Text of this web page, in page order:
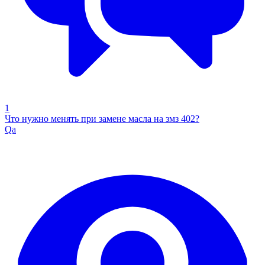
1
Что нужно менять при замене масла на змз 402?
Qa